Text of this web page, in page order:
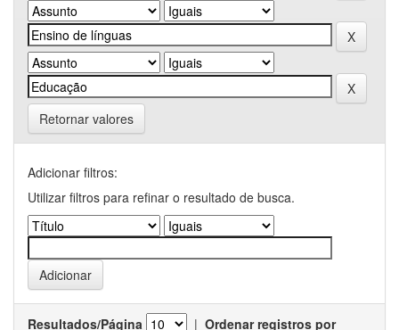
Retornar valores
Adicionar filtros:
Utilizar filtros para refinar o resultado de busca.
Resultados/Página | Ordenar registros por